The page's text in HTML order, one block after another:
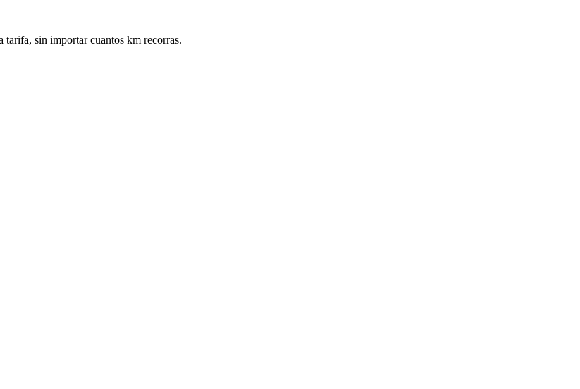
tarifa, sin importar cuantos km recorras.